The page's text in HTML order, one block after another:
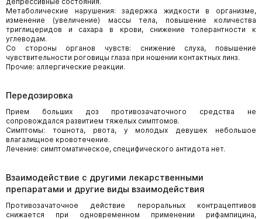
Метаболические нарушения: задержка жидкости в организме,
изменение (увеличение) массы тела, повышение количества
триглицеридов и сахара в крови, снижение толерантности к
углеводам.
Со стороны органов чувств: снижение слуха, повышение
чувствительности роговицы глаза при ношении контактных линз.
Прочие: аллергические реакции.
Передозировка
Прием больших доз противозачаточного средства не
сопровождался развитием тяжелых симптомов.
Симптомы: тошнота, рвота, у молодых девушек небольшое
влагалищное кровотечение.
Лечение: симптоматическое, специфического антидота нет.
Взаимодействие с другими лекарственными
препаратами и другие виды взаимодействия
Противозачаточное действие пероральных контрацептивов
снижается при одновременном применении рифампицина,